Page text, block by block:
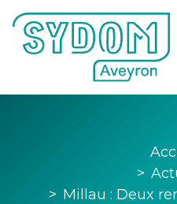
Panneau de gestion des
>
> Millau : Deux